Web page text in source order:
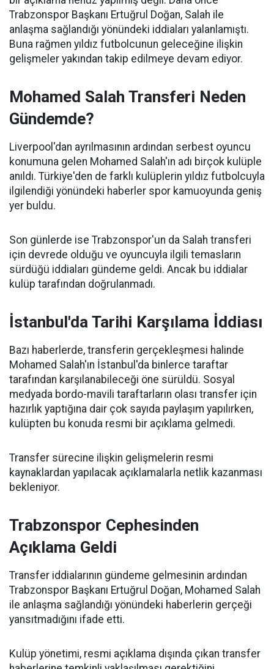
Trabzonspor Başkanı Ertuğrul Doğan, Salah ile
anlaşma sağlandığı yönündeki iddiaları yalanlamıştı.
Buna rağmen yıldız futbolcunun geleceğine ilişkin
gelişmeler yakından takip edilmeye devam ediyor.
Mohamed Salah Transferi Neden
Gündemde?
Liverpool'dan ayrılmasının ardından serbest oyuncu
konumuna gelen Mohamed Salah'ın adı birçok kulüple
anıldı. Türkiye'den de farklı kulüplerin yıldız futbolcuyla
ilgilendiği yönündeki haberler spor kamuoyunda geniş
yer buldu.
Son günlerde ise Trabzonspor'un da Salah transferi
için devrede olduğu ve oyuncuyla ilgili temasların
sürdüğü iddiaları gündeme geldi. Ancak bu iddialar
kulüp tarafından doğrulanmadı.
İstanbul'da Tarihi Karşılama İddiası
Bazı haberlerde, transferin gerçekleşmesi halinde
Mohamed Salah'ın İstanbul'da binlerce taraftar
tarafından karşılanabileceği öne sürüldü. Sosyal
medyada bordo-mavili taraftarların olası transfer için
hazırlık yaptığına dair çok sayıda paylaşım yapılırken,
kulüpten bu konuda resmi bir açıklama gelmedi.
Transfer sürecine ilişkin gelişmelerin resmi
kaynaklardan yapılacak açıklamalarla netlik kazanması
bekleniyor.
Trabzonspor Cephesinden
Açıklama Geldi
Transfer iddialarının gündeme gelmesinin ardından
Trabzonspor Başkanı Ertuğrul Doğan, Mohamed Salah
ile anlaşma sağlandığı yönündeki haberlerin gerçeği
yansıtmadığını ifade etti.
Kulüp yönetimi, resmi açıklama dışında çıkan transfer